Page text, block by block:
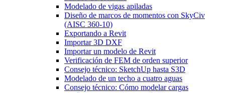
Modelado de vigas apiladas
Diseño de marcos de momentos con SkyCiv
(AISC 360-10)
Exportando a Revit
Importar 3D DXF
Importar un modelo de Revit
Verificación de FEM de orden superior
Consejo técnico: SketchUp hasta S3D
Modelado de un techo a cuatro aguas
Consejo técnico: Cómo modelar cargas